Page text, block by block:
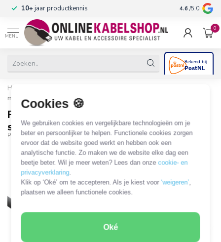
Cookies 🍪
We gebruiken cookies en vergelijkbare technologieën om je
beter en persoonlijker te helpen. Functionele cookies zorgen
ervoor dat de website goed werkt en hebben ook een
analytische functie. Zo maken we de website elke dag een
beetje beter. Wil je meer weten? Lees dan onzecookie- en
privacyverklaring.
Klik op ‘Oké’ om te accepteren. Als je kiest voor ‘weigeren’,
plaatsen we alleen functionele cookies.
Oké
10+jaar productkennis 4.6 /5.0
MENU
0
Home
meter
PD Connex Powerconnector - CEE 7/7
stroomkabel - 1,5 meter
PDC-177960